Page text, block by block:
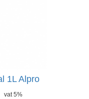
1L Alpro
vat 5%